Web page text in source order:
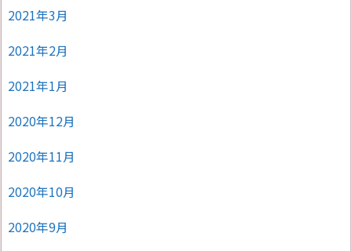
2021年3月
2021年2月
2021年1月
2020年12月
2020年11月
2020年10月
2020年9月